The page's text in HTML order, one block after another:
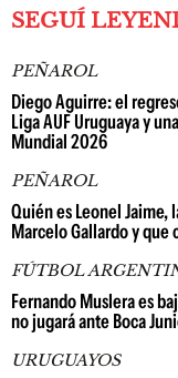
SEGUÍ
PEÑAROL
Diego Aguirre: el
Liga AUF Uruguaya y
Mundial 2026
PEÑAROL
Quién es Leonel
Marcelo Gallardo y
FÚTBOL
Fernando Muslera es
no jugará ante Boca
URUGUAYOS